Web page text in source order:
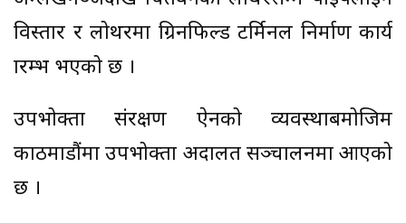
विस्तार र लोथरमा ग्रिनफिल्ड टर्मिनल निर्माण कार्य
प्रारम्भ भएको छ ।
उपभोक्ता संरक्षण ऐनको व्यवस्थाबमोजिम
काठमाडौंमा उपभोक्ता अदालत सञ्चालनमा आएको
छ ।